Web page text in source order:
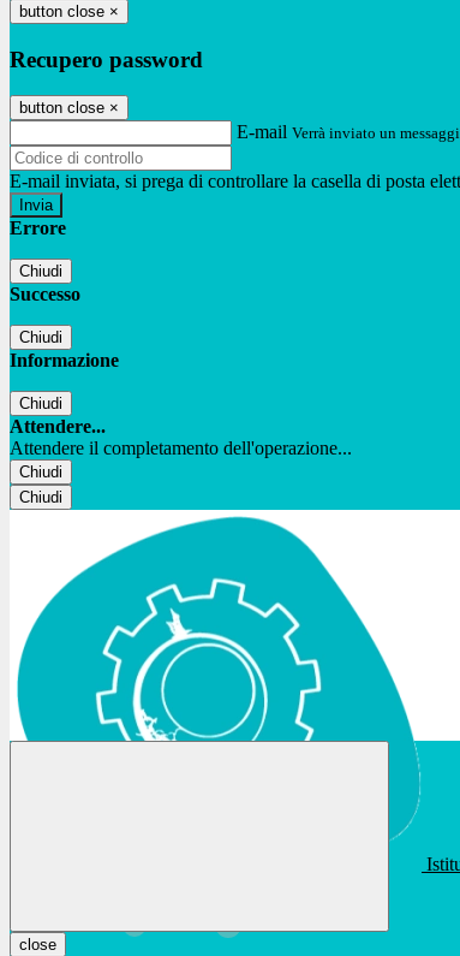
button close ×
Recupero password
button close ×
E-mail Verrà inviato un
E-mail inviata, si prega di controllare la casella di posta
Errore
Chiudi
Successo
Chiudi
Informazione
Chiudi
Attendere...
Attendere il completamento dell'operazione...
Chiudi
Chiudi
close